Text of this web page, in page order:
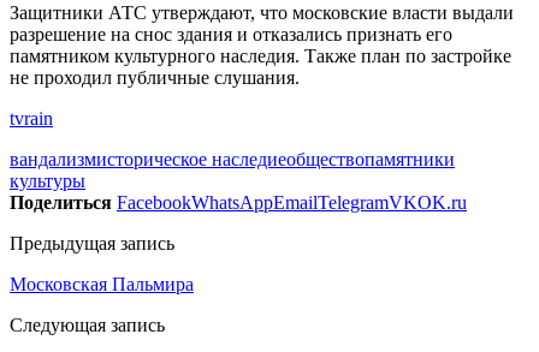
Защитники АТС утверждают, что московские власти выдали
разрешение на снос здания и отказались признать его
памятником культурного наследия. Также план по застройке
не проходил публичные слушания.
tvrain
вандализмисторическое наследиеобществопамятники
культуры
Поделиться FacebookWhatsAppEmailTelegramVKOK.ru
Предыдущая запись
Московская Пальмира
Следующая запись